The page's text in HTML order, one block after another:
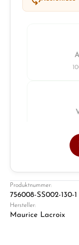
Produktnummer:
756008-SS002-130-1
Hersteller:
Maurice Lacroix